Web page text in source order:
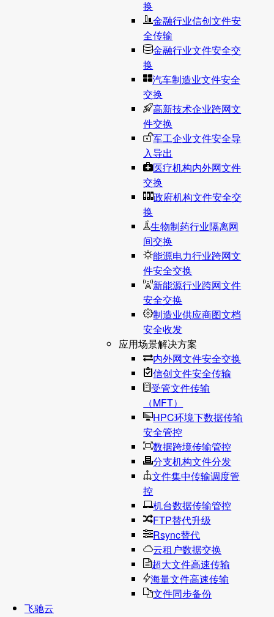
换
金融行业信创文件安
全传输
金融行业文件安全交
换
汽车制造业文件安全
交换
高新技术企业跨网文
件交换
军工企业文件安全导
入导出
医疗机构内外网文件
交换
政府机构文件安全交
换
生物制药行业隔离网
间交换
能源电力行业跨网文
件安全交换
新能源行业跨网文件
安全交换
制造业供应商图文档
安全收发
应用场景解决方案
内外网文件安全交换
信创文件安全传输
受管文件传输
（MFT）
HPC环境下数据传输
安全管控
数据跨境传输管控
分支机构文件分发
文件集中传输调度管
控
机台数据传输管控
FTP替代升级
Rsync替代
云租户数据交换
超大文件高速传输
海量文件高速传输
文件同步备份
飞驰云